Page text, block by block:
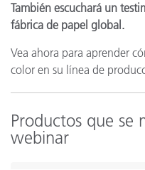
También escuchará un
fábrica de papel global.
Vea ahora para aprender
color en su línea de
Productos que se
webinar